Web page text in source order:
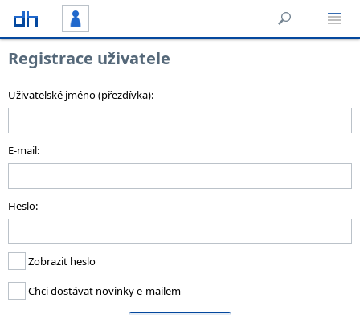
Registrace uživatele
Uživatelské jméno (přezdívka):
E-mail:
Heslo:
Zobrazit heslo
Chci dostávat novinky e-mailem